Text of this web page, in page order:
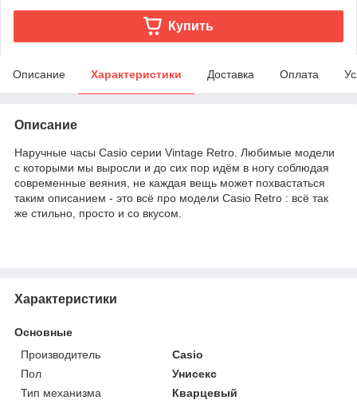
Купить
Описание Характеристики Доставка Оплата
Описание
Наручные часы Casio серии Vintage Retro. Любимые модели
с которыми мы выросли и до сих пор идём в ногу соблюдая
современные веяния, не каждая вещь может похвастаться
таким описанием - это всё про модели Casio Retro : всё так
же стильно, просто и со вкусом.
Характеристики
Основные
Производитель
Casio
Пол
Унисекс
Тип механизма
Кварцевый